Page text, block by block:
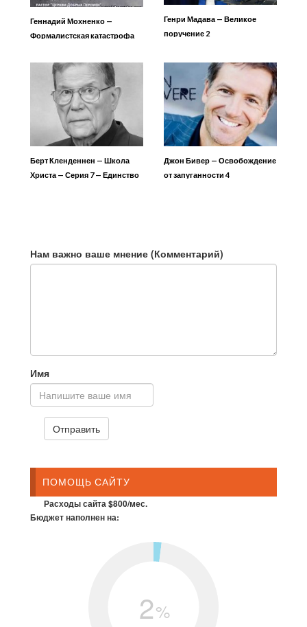
Геннадий Мохненко —
Формалистская катастрофа
Генри Мадава — Великое
поручение 2
Берт Кленденнен — Школа
Христа — Серия 7 — Единство
Джон Бивер — Освобождение
от запуганности 4
Нам важно ваше мнение (Комментарий)
Имя
ПОМОЩЬ САЙТУ
Расходы сайта $800/мес.
Бюджет наполнен на:
2%